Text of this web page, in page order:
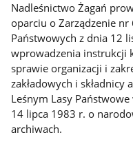
Nadleśnictwo Żagań
oparciu o Zarządzenie
Państwowych z dnia 12
wprowadzenia instrukcji
sprawie organizacji i
zakładowych i
Leśnym Lasy
14 lipca 1983 r. o
archiwach.